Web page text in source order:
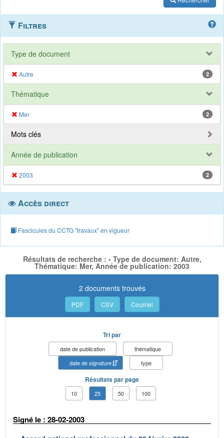
Filtres
Type de document
Autre 2
Thématique
Mer 2
Mots clés
Année de publication
2003 2
Accès direct
Fascicules du CCTG "travaux" en vigueur
Résultats de recherche : - Type de document: Autre,
Thématique: Mer, Année de publication: 2003
2 documents trouvés
PDF CSV Courriel
Tri par
date de publication
thématique
date de signature
type
Résultats par page
10 25 50 100
Signé le : 28-02-2003